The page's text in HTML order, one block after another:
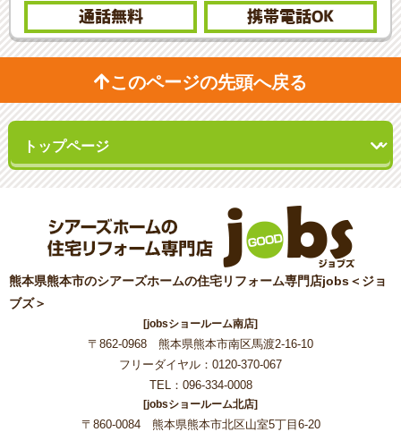
通話無料 携帯電話OK
このページの先頭へ戻る
熊本県熊本市のシアーズホームの住宅リフォーム専門店jobs＜ジョ
ブズ＞
[jobsショールーム南店]
〒862-0968 熊本県熊本市南区馬渡2-16-10
フリーダイヤル：0120-370-067
TEL：096-334-0008
[jobsショールーム北店]
〒860-0084 熊本県熊本市北区山室5丁目6-20